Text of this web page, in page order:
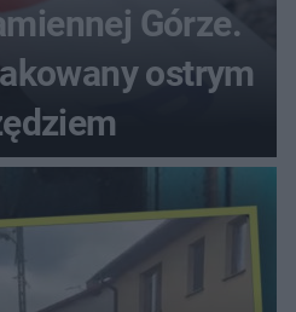
Górze.
ostrym